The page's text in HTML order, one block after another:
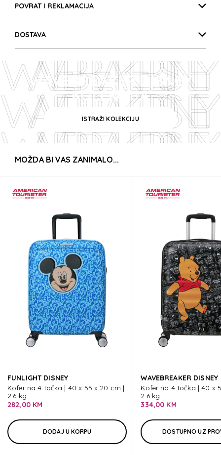
POVRAT I REKLAMACIJA
DOSTAVA
WAVEBREAKER DISNEY
WAVEBREAKER DISNEY
WAVEBREAKER DISNEY
WAVEBREAKER DISNEY
WAVEBREAKER DISNEY
WAVEBREAKER DISNEY
WAVEBREAKER DISNEY
WAVEBREAKER DISNEY
WAVEBREAKER DISNEY
WAVEBREAKER DISNEY
WAVEBREAKER DISNEY
WAVEBREAKER DISNEY
KOLEKCIJA
ISTRAŽI KOLEKCIJU
MOŽDA BI VAS ZANIMALO...
FUNLIGHT DISNEY
Kofer na 4 točka | 40 x 55 x 20 cm |
2.6 kg
282,00 KM
DODAJ U KORPU
WAVEBREAKER DISNEY
Kofer na 4 točka | 40 x
2.6 kg
334,00 KM
DOSTUPNO UZ